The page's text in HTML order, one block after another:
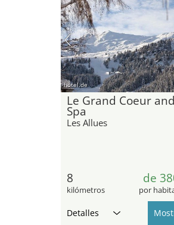
hotel.de
Le Grand Coeur and
Spa
Les Allues
8
kilómetros
de
por
Detalles